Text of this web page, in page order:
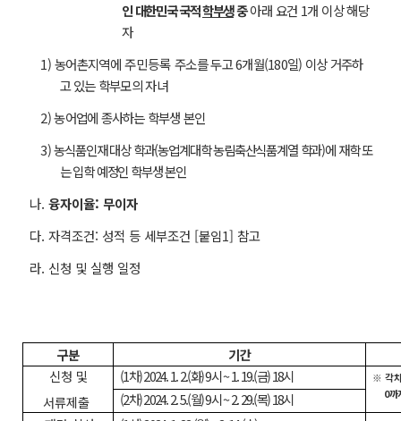
인 대한민국 국적학부생중 아래 요건 1개 이상 해당
자
1) 농어촌지역에주민등록주소를 두고 6개월(180일) 이상 거주하
고 있는 학부모의 자녀
2) 농어업에 종사하는 학부생 본인
3)농식품인재 대상 학과(농업계대학 농림축산식품계열 학과)에 재학 또
는 입학 예정인 학부생 본인
나. 융자이율: 무이자
다. 자격조건: 성적 등 세부조건 [붙임1] 참고
라. 신청 및 실행 일정
구분
기간
신청 및
서류제출
(1차) 2024. 1. 2.(화) 9시 ~ 1. 19.(금) 18시 ※ 각
0까
(2차) 2024. 2. 5.(월) 9시 ~ 2. 29.(목) 18시